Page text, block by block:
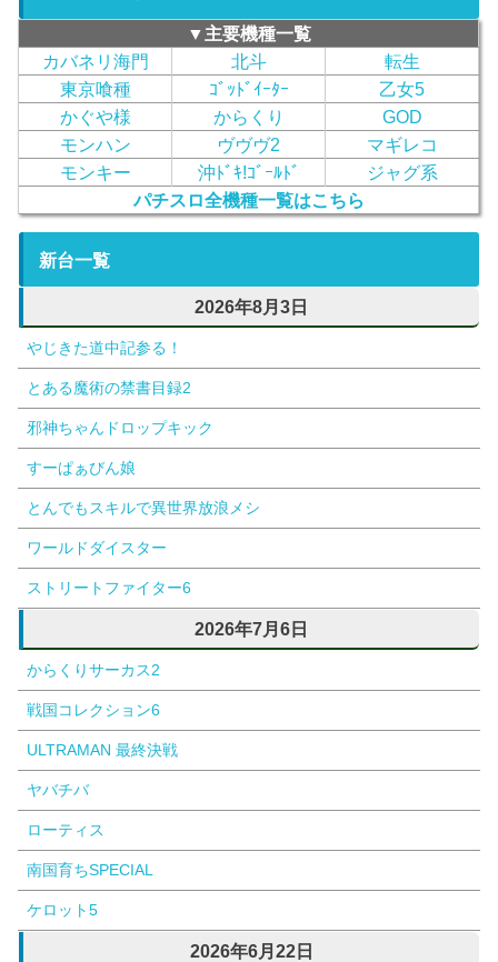
▼主要機種一覧
カバネリ海門
北斗
転生
東京喰種
ｺﾞｯﾄﾞｲｰﾀｰ
乙女5
かぐや様
からくり
GOD
モンハン
ヴヴヴ2
マギレコ
モンキー
沖ﾄﾞｷ!ｺﾞｰﾙﾄﾞ
ジャグ系
パチスロ全機種一覧はこちら
新台一覧
2026年8月3日
やじきた道中記参る！
とある魔術の禁書目録2
邪神ちゃんドロップキック
すーぱぁびん娘
とんでもスキルで異世界放浪メシ
ワールドダイスター
ストリートファイター6
2026年7月6日
からくりサーカス2
戦国コレクション6
ULTRAMAN 最終決戦
ヤバチバ
ローティス
南国育ちSPECIAL
ケロット5
2026年6月22日